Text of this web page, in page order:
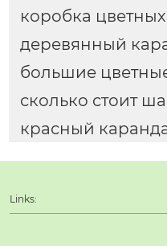
коробка
деревянный
большие
сколько стоит
красный
Links: